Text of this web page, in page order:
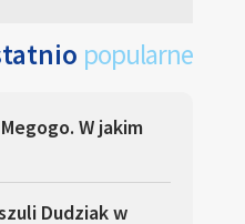
popularne
W jakim
Dudziak w